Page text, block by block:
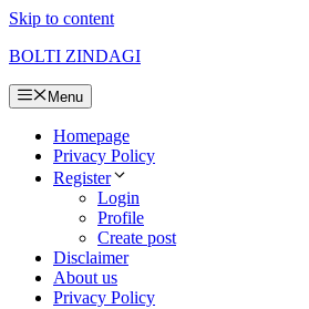
Skip to content
BOLTI ZINDAGI
Menu
Homepage
Privacy Policy
Register
Login
Profile
Create post
Disclaimer
About us
Privacy Policy